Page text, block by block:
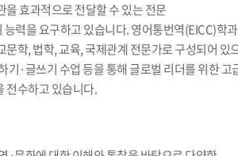
을 효과적으로 전달할 수 있는 전문
력을 요구하고 있습니다. 영어통번역(EICC)학
문학, 법학, 교육, 국제관계 전문가로 구성되어 있
기·글쓰기 수업 등을 통해 글로벌 리더를 위한 고
전수하고 있습니다.